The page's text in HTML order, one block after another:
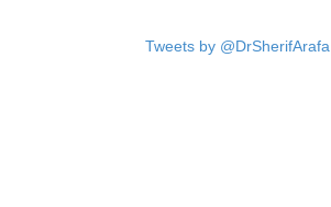
Tweets by @DrSherifArafa